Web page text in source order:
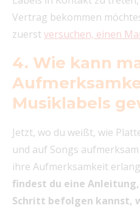
Vertrag bekommen
zuerstversuchen, einen
4. Wie kann
Musiklabels
Jetzt, wo du weißt, wie
und auf Songs
ihre Aufmerksamkeit
findest du eine
Schritt befolgen kannst,